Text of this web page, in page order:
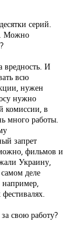
серий.
Можно
вредность. И
всю
нужен
нужно
комиссии, в
много работы.
запрет
фильмов и
Украину,
деле
например,
свою работу?